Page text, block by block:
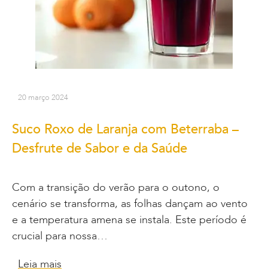
20 março 2024
Suco Roxo de Laranja com Beterraba –
Desfrute de Sabor e da Saúde
Com a transição do verão para o outono, o
cenário se transforma, as folhas dançam ao vento
e a temperatura amena se instala. Este período é
crucial para nossa…
Leia mais